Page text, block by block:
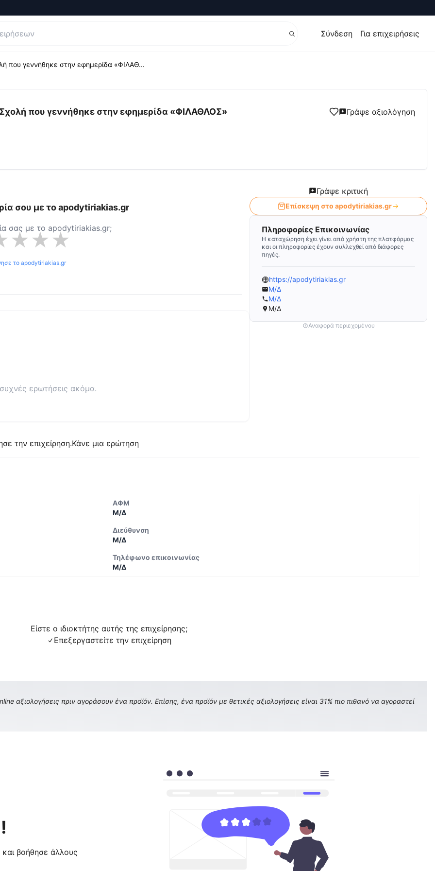
Σύνδεση Για επιχειρήσεις
που γεννήθηκε στην εφημερίδα «ΦΙΛΑΘ...
και Κριτικές γιαΟ Αποδυτηριακιας, Η επιστροφή - Η Σχολή που γεννήθηκε στην εφημερίδα «ΦΙΛΑΘΛΟΣ»
που γεννήθηκε στην εφημερίδα «ΦΙΛΑΘΛΟΣ» Γράψε αξιολόγηση
σου με τοapodytiriakias.gr
σας με το apodytiriakias.gr;
★★★
το apodytiriakias.gr
ερωτήσεις ακόμα.
την επιχείρηση.Κάνε μια ερώτηση
Γράψε κριτική
Επίσκεψη στο apodytiriakias.gr
Πληροφορίες Επικοινωνίας
Η καταχώρηση έχει γίνει από χρήστη της πλατφόρμας
και οι πληροφορίες έχουν συλλεχθεί από διάφορες
πηγές.
https://apodytiriakias.gr
Μ/Δ
Μ/Δ
Μ/Δ
Αναφορά περιεχομένου
ΑΦΜ
Μ/Δ
Διεύθυνση
Μ/Δ
Τηλέφωνο επικοινωνίας
Μ/Δ
Είστε ο ιδιοκτήτης αυτής της επιχείρησης;
Επεξεργαστείτε την επιχείρηση
αξιολογήσεις πριν αγοράσουν ένα προϊόν. Επίσης, ένα προϊόν με θετικές αξιολογήσεις είναι 31% πιο πιθανό να αγοραστεί
βοήθησε άλλους